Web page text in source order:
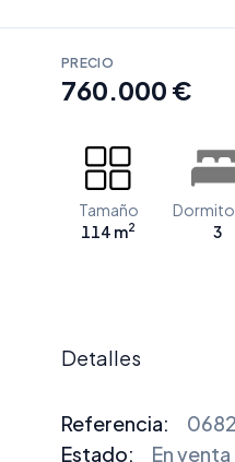
PRECIO
760.000 €
Tamaño
114 m2
3
Detalles
Referencia:
Estado:
En venta